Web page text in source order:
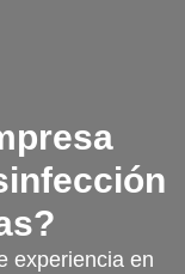
experiencia en